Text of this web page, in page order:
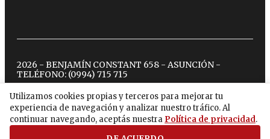
Utilizamos cookies propias y terceros para mejorar tu
experiencia de navegación y analizar nuestro tráfico. Al
continuar navegando, aceptás nuestra Política de privacidad.
2026 - BENJAMÍN CONSTANT 658 - ASUNCIÓN -
TELÉFONO: (0994) 715 715
twitterinstagram
facebook
tiktokyoutubespotify